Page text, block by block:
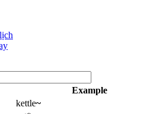
Example
kettle~